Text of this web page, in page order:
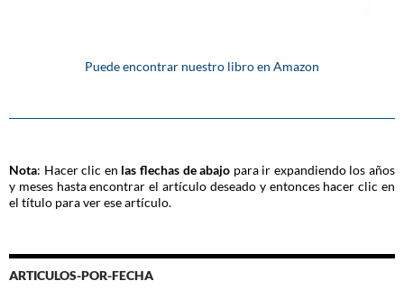
Puede encontrar nuestro libro en Amazon
Nota: Hacer clic en las flechas de abajo para ir expandiendo los años
y meses hasta encontrar el artículo deseado y entonces hacer clic en
el título para ver ese artículo.
ARTICULOS-POR-FECHA